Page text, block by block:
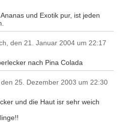
und Exotik pur, ist jeden
den 21. Januar 2004 um 22:17
nach Pina Colada
25. Dezember 2003 um 22:30
und die Haut isr sehr weich